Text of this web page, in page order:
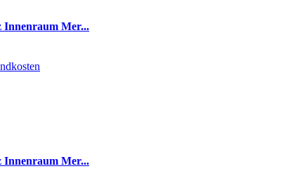
Innenraum Mer...
Innenraum Mer...